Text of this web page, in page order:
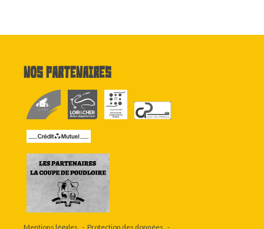
Nos partenaires
Mentions légales Protection des données